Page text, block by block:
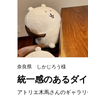
奈良県 しかじろう様
統一感のあるダ
アトリエ木馬さんのギャラ